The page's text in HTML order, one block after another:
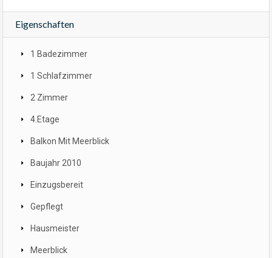
Eigenschaften
1 Badezimmer
1 Schlafzimmer
2 Zimmer
4.Etage
Balkon Mit Meerblick
Baujahr 2010
Einzugsbereit
Gepflegt
Hausmeister
Meerblick